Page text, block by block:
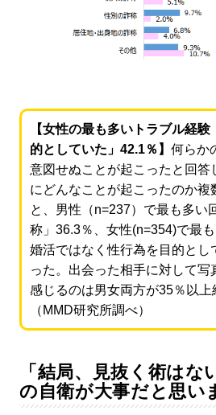
【女性の最も多いトラブル経験
的としていた」42.1％】 何らか
意図せぬことが起こったと回答
にどんなことが起こったのか複
と、男性（n=237）で最も多い
称」36.3％、女性(n=354)で最
婚活ではなく性行為を目的とし
った。出会った相手に対して写
感じるのは男女両方が35％以上
（MMD研究所調べ）
「結局、見抜く術はな
の自衛が大事だと思い